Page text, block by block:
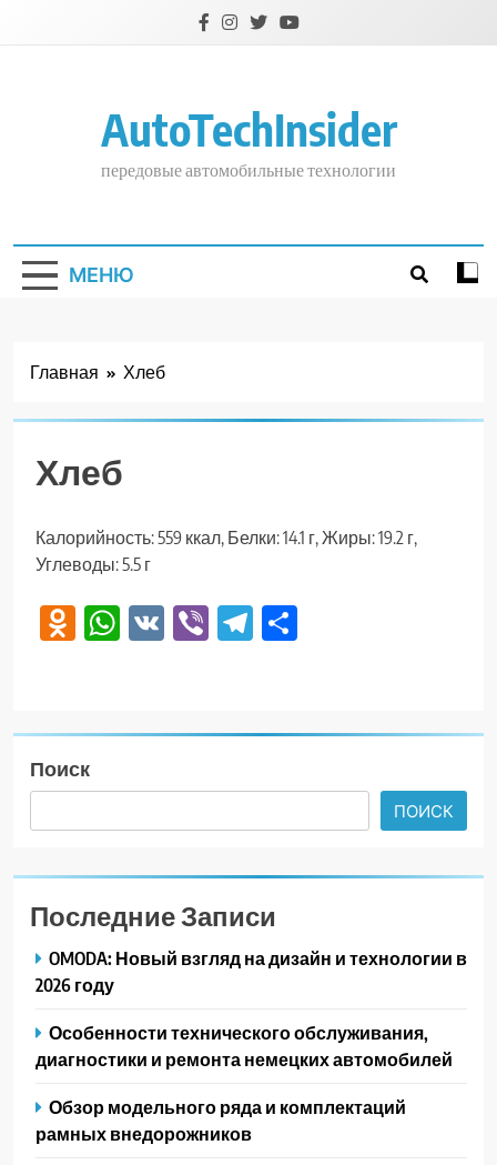
AutoTechInsider
передовые автомобильные технологии
МЕНЮ
Главная Хлеб
Хлеб
Калорийность: 559 ккал, Белки: 14.1 г, Жиры: 19.2 г,
Углеводы: 5.5 г
Odnoklassniki
WhatsApp
VK ViberTelegram
Поиск
ПОИСК
Последние Записи
OMODA: Новый взгляд на дизайн и технологии в
2026 году
Особенности технического обслуживания,
диагностики и ремонта немецких автомобилей
Обзор модельного ряда и комплектаций
рамных внедорожников